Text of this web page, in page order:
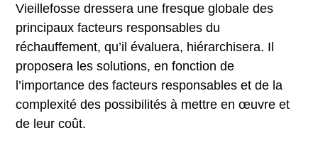
Vieillefosse dressera une fresque globale des
principaux facteurs responsables du
réchauffement, qu’il évaluera, hiérarchisera. Il
proposera les solutions, en fonction de
l’importance des facteurs responsables et de la
complexité des possibilités à mettre en œuvre et
de leur coût.